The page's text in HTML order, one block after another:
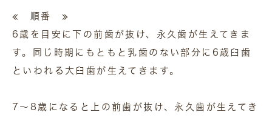
≪ 順番 ≫
6歳を目安に下の前歯が抜け、永久歯が生えてきま
す。同じ時期にもともと乳歯のない部分に6歳臼歯
といわれる大臼歯が生えてきます。
7～8歳になると上の前歯が抜け、永久歯が生えてき